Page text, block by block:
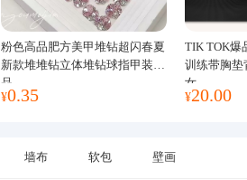
粉色高品肥方美甲堆钻超闪春夏
新款堆堆钻立体堆钻球指甲装饰
品
¥0.35
TIK TOK爆
训练带胸垫
女
¥20.00
墙布 软包 壁画